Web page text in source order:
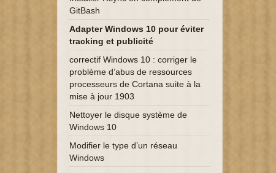
GitBash
Adapter Windows 10 pour éviter
tracking et publicité
correctif Windows 10 : corriger le
problème d’abus de ressources
processeurs de Cortana suite à la
mise à jour 1903
Nettoyer le disque système de
Windows 10
Modifier le type d’un réseau
Windows